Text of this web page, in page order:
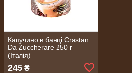
Капучино в банці Crastan
Da Zuccherare 250 г
(Італія)
245 ₴